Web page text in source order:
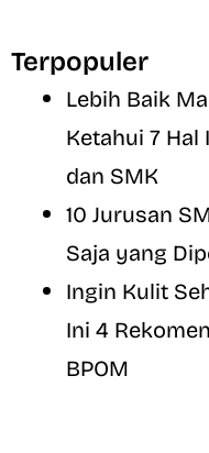
Terpopuler
Lebih Baik
Ketahui 7
dan SMK
10 Jurusan
Saja yang
Ingin Kulit
Ini 4
BPOM